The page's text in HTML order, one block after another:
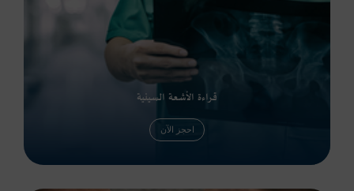
قراءة الأشعة السينية
احجز الآن